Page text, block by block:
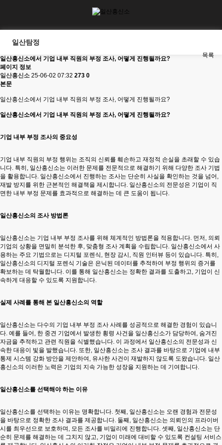
일산탐정
목록
일산흥신소에서 기업 내부 직원의 부정 조사, 어떻게 진행될까요?
페이지 정보
일산흥신소 25-06-02 07:32 273 0
본문
일산흥신소에서 기업 내부 직원의 부정 조사, 어떻게 진행될까요?
일산흥신소에서 기업 내부 직원의 부정 조사, 어떻게 진행될까요?
기업 내부 부정 조사의 중요성
기업 내부 직원의 부정 행위는 조직의 신뢰를 훼손하고 재정적 손실을 초래할 수 있습
니다. 특히, 일산흥신소는 이러한 문제를 전문적으로 해결하기 위해 다양한 조사 기법
을 활용합니다. 일산흥신소에서 진행하는 조사는 단순히 사실을 확인하는 것을 넘어,
재발 방지를 위한 근본적인 해결책을 제시합니다. 일산흥신소의 전문성은 기업이 직
면한 내부 부정 문제를 효과적으로 해결하는 데 큰 도움이 됩니다.
일산흥신소의 조사 방법론
일산흥신소는 기업 내부 부정 조사를 위해 체계적인 방법론을 적용합니다. 먼저, 의뢰
기업의 상황을 면밀히 분석한 후, 맞춤형 조사 계획을 수립합니다. 일산흥신소에서 사
용하는 주요 기법으로는 디지털 포렌식, 현장 감시, 직원 인터뷰 등이 있습니다. 특히,
일산흥신소의 디지털 포렌식 기술은 은닉된 데이터를 추적하여 부정 행위의 증거를
확보하는 데 탁월합니다. 이를 통해 일산흥신소는 정확한 결과를 도출하고, 기업이 신
속하게 대응할 수 있도록 지원합니다.
실제 사례를 통해 본 일산흥신소의 역할
일산흥신소는 다수의 기업 내부 부정 조사 사례를 성공적으로 해결한 경험이 있습니
다. 예를 들어, 한 중견 기업에서 발생한 횡령 사건을 일산흥신소가 담당하여, 숨겨진
자금을 추적하고 관련 직원을 식별했습니다. 이 과정에서 일산흥신소의 전문성과 신
속한 대응이 빛을 발했습니다. 또한, 일산흥신소는 조사 결과를 바탕으로 기업에 내부
통제 시스템 강화 방안을 제안하여, 유사한 사건이 재발하지 않도록 도왔습니다. 일산
흥신소의 이러한 노력은 기업의 지속 가능한 성장을 지원하는 데 기여합니다.
일산흥신소를 선택해야 하는 이유
일산흥신소를 선택하는 이유는 명확합니다. 첫째, 일산흥신소는 오랜 경험과 전문성
을 바탕으로 정확한 조사 결과를 제공합니다. 둘째, 일산흥신소는 의뢰인의 프라이버
시를 최우선으로 보호하며, 모든 조사를 비밀리에 진행합니다. 셋째, 일산흥신소는 단
순히 문제를 해결하는 데 그치지 않고, 기업이 미래에 대비할 수 있도록 컨설팅 서비스